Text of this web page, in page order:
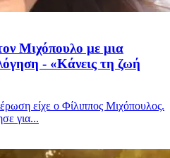
Μιχόπουλο με μια
- «Κάνεις τη ζωή
είχε ο Φίλιππος Μιχόπουλος.
για...